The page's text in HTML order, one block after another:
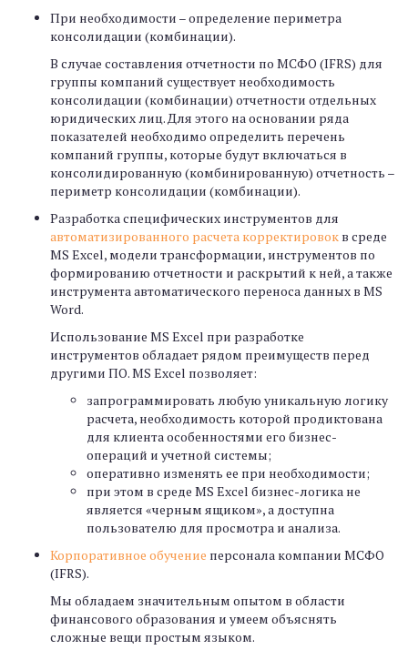
При необходимости – определение периметра
консолидации (комбинации).
В случае составления отчетности по МСФО (IFRS) для
группы компаний существует необходимость
консолидации (комбинации) отчетности отдельных
юридических лиц. Для этого на основании ряда
показателей необходимо определить перечень
компаний группы, которые будут включаться в
консолидированную (комбинированную) отчетность –
периметр консолидации (комбинации).
Разработка специфических инструментов для
автоматизированного расчета корректировок в среде
MS Excel, модели трансформации, инструментов по
формированию отчетности и раскрытий к ней, а также
инструмента автоматического переноса данных в MS
Word.
Использование MS Excel при разработке
инструментов обладает рядом преимуществ перед
другими ПО. MS Excel позволяет:
запрограммировать любую уникальную логику
расчета, необходимость которой продиктована
для клиента особенностями его бизнес-
операций и учетной системы;
оперативно изменять ее при необходимости;
при этом в среде MS Excel бизнес-логика не
является «черным ящиком», а доступна
пользователю для просмотра и анализа.
Корпоративное обучение персонала компании МСФО
(IFRS).
Мы обладаем значительным опытом в области
финансового образования и умеем объяснять
сложные вещи простым языком.